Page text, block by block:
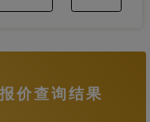
价查询结果